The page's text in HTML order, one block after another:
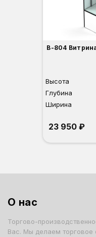
В-804
Высота
Глубина
Ширина
23 950 ₽
О нас
Торгово-
Вас. Мы делаем торговое